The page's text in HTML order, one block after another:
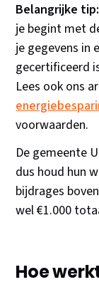
Belangrijke tip:
je begint met
je gegevens in
gecertificeerd
Lees ook ons
voorwaarden.
De gemeente
dus houd hun
bijdrages
wel €1.000
Hoe